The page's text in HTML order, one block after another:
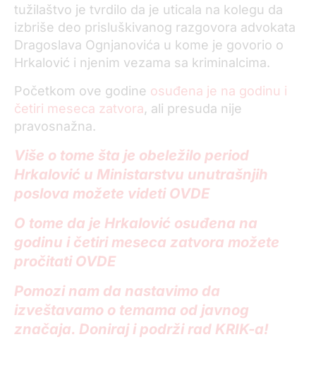
tužilaštvo je tvrdilo da je uticala na kolegu da
izbriše deo prisluškivanog razgovora advokata
Dragoslava Ognjanovića u kome je govorio o
Hrkalović i njenim vezama sa kriminalcima.
Početkom ove godine osuđena je na godinu i
četiri meseca zatvora, ali presuda nije
pravosnažna.
Više o tome šta je obeležilo period
Hrkalović u Ministarstvu unutrašnjih
poslova možete videti OVDE
O tome da je Hrkalović osuđena na
godinu i četiri meseca zatvora možete
pročitati OVDE
Pomozi nam da nastavimo da
izveštavamo o temama od javnog
značaja. Doniraj i podrži rad KRIK-a!